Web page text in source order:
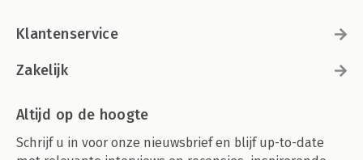
Klantenservice
Zakelijk
Altijd op de hoogte
Schrijf u in voor onze nieuwsbrief en blijf up-to-date